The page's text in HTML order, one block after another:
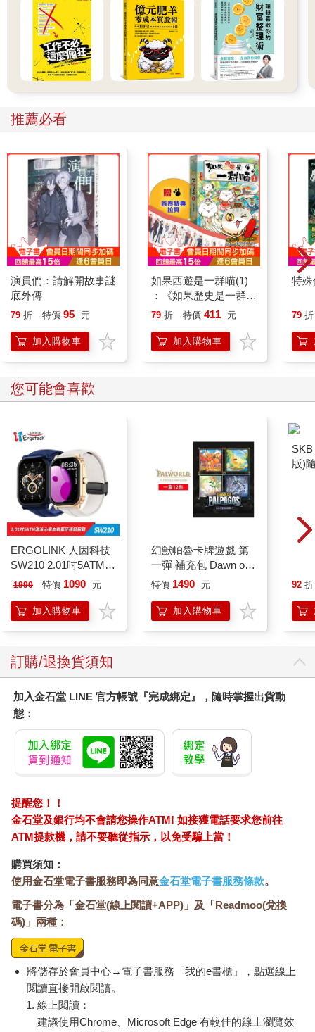
推薦必看
演員們：請解開故事謎
底外傳
79 折 特價 95 元
加入購物車
如果西遊是一群喵(1)
：《如果歷史是一群
喵》作者最新力作，附
79 折 特價 411 元
加入購物車
特
79 折
您可能會喜歡
ERGOLINK 人因科技
SW210 2.01吋5ATM游
泳心率血氧藍牙通話腕
1990 特價 1090 元
加入購物車
幻獸帕魯卡牌遊戲 第
一彈 補充包 Dawn of
Palpagos（日文版一
特價 1490 元
加入購物車
版)
92 折
訂購/退換貨須知
加入金石堂 LINE 官方帳號『完成綁定』，隨時掌握出貨動
態：
提醒您！！
金石堂及銀行均不會請您操作ATM! 如接獲電話要求您前往
ATM提款機，請不要聽從指示，以免受騙上當！
購買須知：
使用金石堂電子書服務即為同意金石堂電子書服務條款。
電子書分為「金石堂(線上閱讀+APP)」及「Readmoo(兌換
碼)」兩種：
將儲存於會員中心→電子書服務「我的e書櫃」，點選線上
閱讀直接開啟閱讀。
線上閱讀：
建議使用Chrome、Microsoft Edge 有較佳的線上瀏覽效